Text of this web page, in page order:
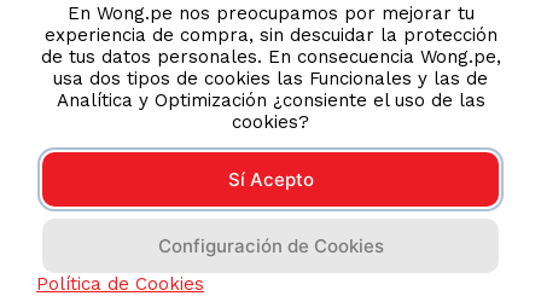
Políticas de Privacidad
Términos y Condiciones
Legales
Código de Ética
AYUDA CALLCENTER
(511) 613-8888
En Wong.pe nos preocupamos por mejorar tu
experiencia de compra, sin descuidar la protección
de tus datos personales. En consecuencia Wong.pe,
usa dos tipos de cookies las Funcionales y las de
Analítica y Optimización ¿consiente el uso de las
cookies?
Sí Acepto
Configuración de Cookies
Política de Cookies